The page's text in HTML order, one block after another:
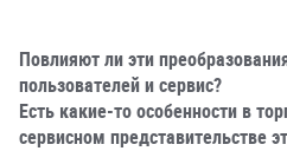
Повлияют ли эти
пользователей и сервис?
Есть какие-то особенности в
сервисном представительстве